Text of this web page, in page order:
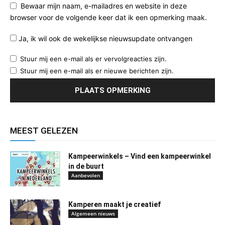
Bewaar mijn naam, e-mailadres en website in deze
browser voor de volgende keer dat ik een opmerking maak.
Ja, ik wil ook de wekelijkse nieuwsupdate ontvangen
Stuur mij een e-mail als er vervolgreacties zijn.
Stuur mij een e-mail als er nieuwe berichten zijn.
MEEST GELEZEN
Kampeerwinkels – Vind een kampeerwinkel
in de buurt
Aanbevolen
Kamperen maakt je creatief
Algemeen nieuws